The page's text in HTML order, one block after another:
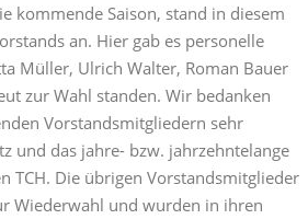
kommende Saison, stand in diesem
an. Hier gab es personelle
Müller, Ulrich Walter, Roman Bauer
zur Wahl standen. Wir bedanken
Vorstandsmitgliedern sehr
und das jahre- bzw. jahrzehntelange
TCH. Die übrigen Vorstandsmitglieder
Wiederwahl und wurden in ihren